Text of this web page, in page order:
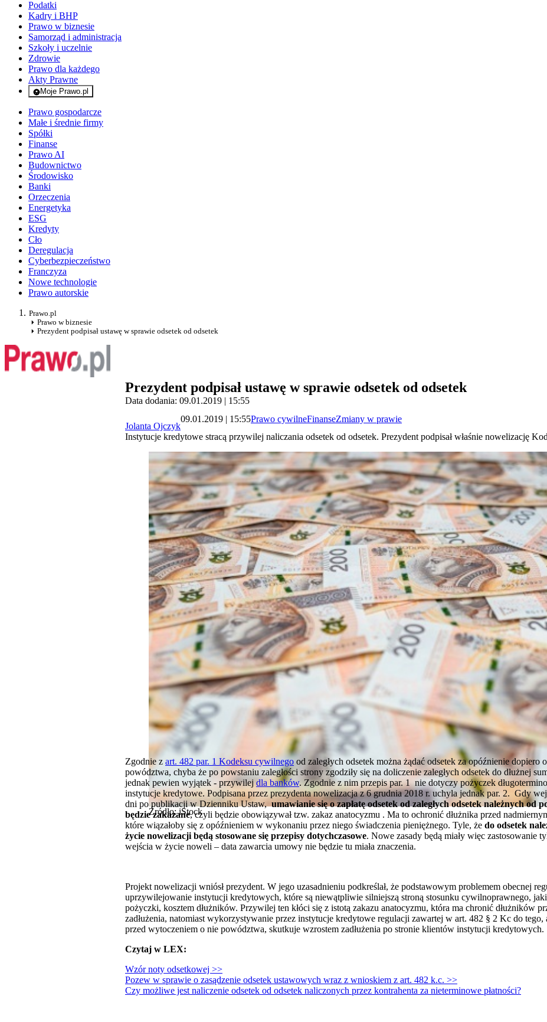
Podatki
Kadry i BHP
Prawo w biznesie
Samorząd i administracja
Szkoły i uczelnie
Zdrowie
Prawo dla każdego
Akty Prawne
Moje Prawo.pl
- rejestracja i logowanie do serwisu
Prawo gospodarcze
Małe i średnie firmy
Spółki
Finanse
Prawo AI
Budownictwo
Środowisko
Banki
Orzeczenia
Energetyka
ESG
Kredyty
Cło
Deregulacja
Cyberbezpieczeństwo
Franczyza
Nowe technologie
Prawo autorskie
Prawo.pl
Prawo w biznesie
Prezydent podpisał ustawę w sprawie odsetek od odsetek
Prezydent podpisał ustawę w sprawie odsetek od odsetek
Data dodania: 09.01.2019 | 15:55
Jolanta Ojczyk
09.01.2019 | 15:55Prawo cywilneFinanseZmiany w prawie
Instytucje kredytowe stracą przywilej naliczania odsetek od odsetek. Prezydent podpisał właśnie nowelizację
Źródło: iStock
Zgodnie z art. 482 par. 1 Kodeksu cywilnego od zaległych odsetek można żądać odsetek za opóźnienie
powództwa, chyba że po powstaniu zaległości strony zgodziły się na doliczenie zaległych odsetek do dłużnej
jednak pewien wyjątek - przywilejdla banków. Zgodnie z nim przepis par. 1 nie dotyczy pożyczek
instytucje kredytowe. Podpisana przez prezydenta nowelizacja z 6 grudnia 2018 r. uchyla jednak par. 2. Gdy
dni po publikacji w Dzienniku Ustaw,umawianie się o zapłatę odsetek od zaległych odsetek należnych od
będzie zakazane, czyli będzie obowiązywał tzw. zakaz anatocyzmu . Ma to ochronić dłużnika przed
które wiązałoby się z opóźnieniem w wykonaniu przez niego świadczenia pieniężnego. Tyle, że do odsetek
życie nowelizacji będą stosowane się przepisy dotychczasowe. Nowe zasady będą miały więc zastosowanie
wejścia w życie noweli – data zawarcia umowy nie będzie tu miała znaczenia.
Projekt nowelizacji wniósł prezydent. W jego uzasadnieniu podkreślał, że podstawowym problemem obecnej
uprzywilejowanie instytucji kredytowych, które są niewątpliwie silniejszą stroną stosunku cywilnoprawnego,
pożyczki, kosztem dłużników. Przywilej ten kłóci się z istotą zakazu anatocyzmu, która ma chronić dłużników
zadłużenia, natomiast wykorzystywanie przez instytucje kredytowe regulacji zawartej w art. 482 § 2 Kc do tego,
przed wytoczeniem o nie powództwa, skutkuje wzrostem zadłużenia po stronie klientów instytucji kredytowych.
Czytaj w LEX:
Wzór noty odsetkowej >>
Pozew w sprawie o zasądzenie odsetek ustawowych wraz z wnioskiem z art. 482 k.c. >>
Czy możliwe jest naliczenie odsetek od odsetek naliczonych przez kontrahenta za nieterminowe płatności?